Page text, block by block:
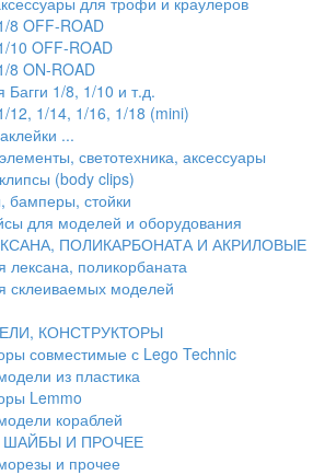
8 OFF-ROAD
10 OFF-ROAD
8 ON-ROAD
Багги 1/8, 1/10 и т.д.
12, 1/14, 1/16, 1/18 (mini)
...
светотехника, аксессуары
(body clips)
бамперы, стойки
для моделей и оборудования
ПОЛИКАРБОНАТА И АКРИЛОВЫЕ
лексана, поликорбаната
склеиваемых моделей
КОНСТРУКТОРЫ
совместимые с Lego Technic
из пластика
Lemmo
кораблей
ШАЙБЫ И ПРОЧЕЕ
и прочее